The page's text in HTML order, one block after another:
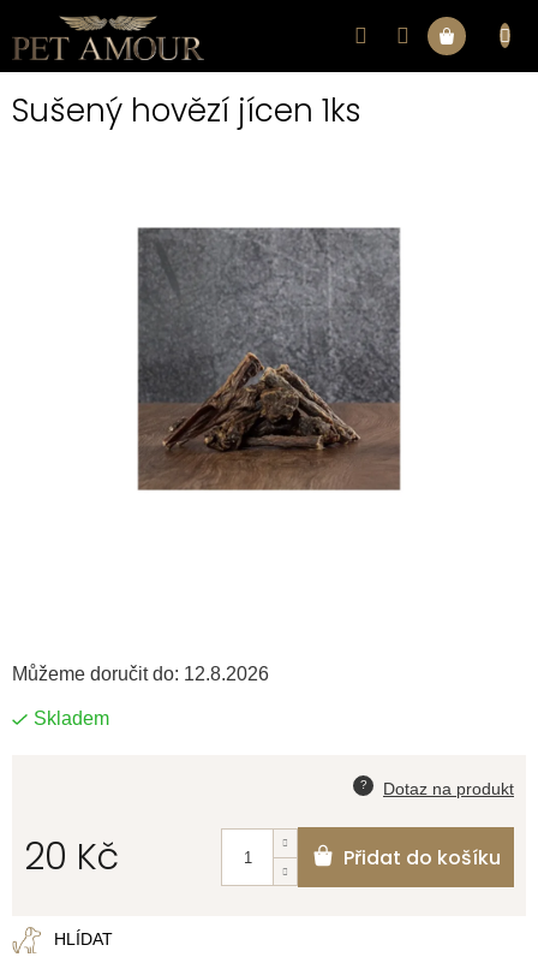
obsah
Nákupní
Sušený hovězí jícen 1ks
Skladem
Můžeme doručit do: 12.8.2026
20 Kč Přidat do košíku
HLÍDAT